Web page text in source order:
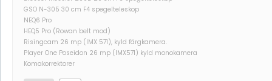
GSO N-305 30 cm F4 spegelteleskop
NEQ6 Pro
HEQ5 Pro (Rowan belt mod)
Risingcam 26 mp (IMX 571), kyld färgkamera.
Player One Poseidon 26 mp (IMX571) kyld monokamera
Komakorrektorer